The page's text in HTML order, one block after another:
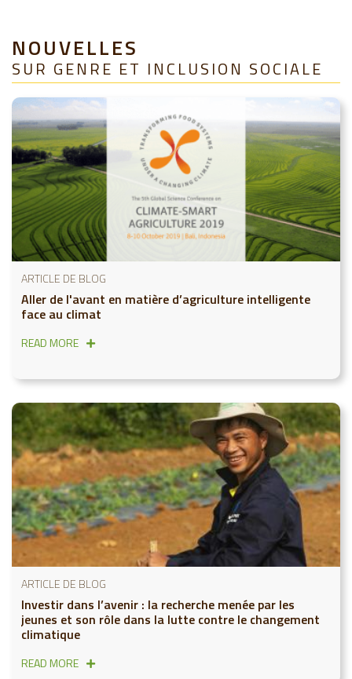
NOUVELLES
SUR GENRE ET INCLUSION SOCIALE
ARTICLE DE BLOG
Aller de l'avant en matière d’agriculture intelligente
face au climat
READ MORE
ARTICLE DE BLOG
Investir dans l’avenir : la recherche menée par les
jeunes et son rôle dans la lutte contre le changement
climatique
READ MORE